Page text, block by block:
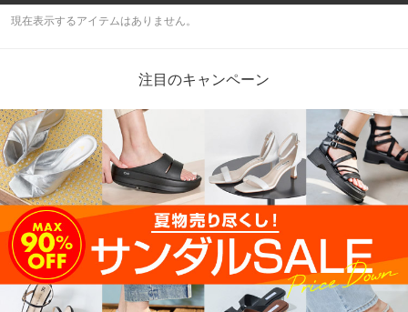
現在表示するアイテムはありません。
注目のキャンペーン